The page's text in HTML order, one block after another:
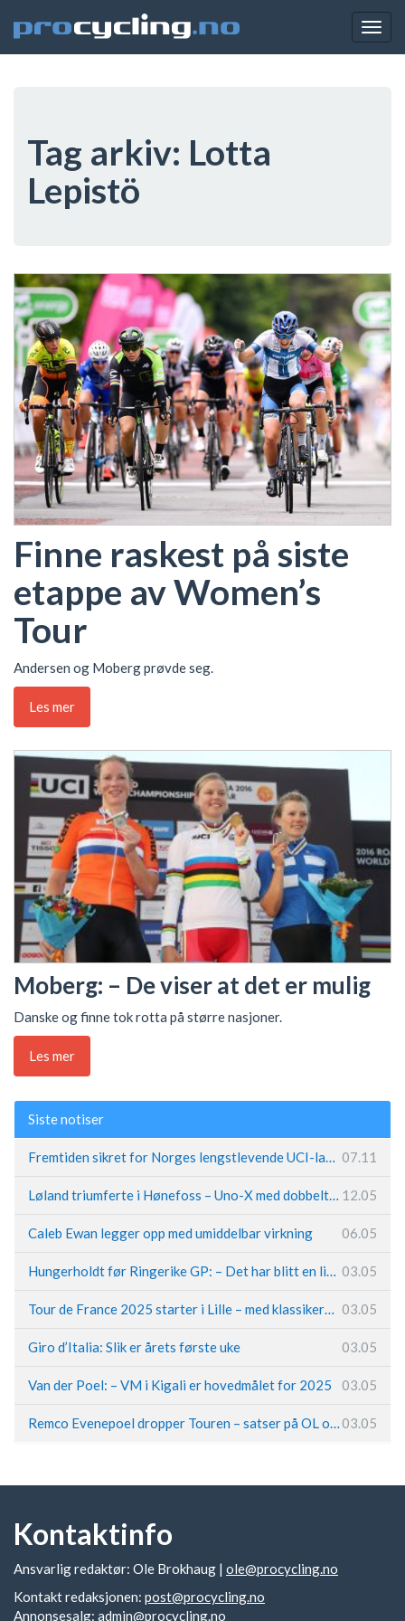
Tag arkiv: Lotta
Lepistö
Finne raskest på siste
etappe av Women’s
Tour
Andersen og Moberg prøvde seg.
Les mer
Moberg: – De viser at det er mulig
Danske og finne tok rotta på større nasjoner.
Les mer
Siste notiser
Fremtiden sikret for Norges lengstlevende UCI-lag – Kristoff trer inn i sentral rolle 07.11
Løland triumferte i Hønefoss – Uno-X med dobbeltslag på hjemmebane 12.05
Caleb Ewan legger opp med umiddelbar virkning 06.05
Hungerholdt før Ringerike GP: – Det har blitt en livsstil 03.05
Tour de France 2025 starter i Lille – med klassikerpreg 03.05
Giro d’Italia: Slik er årets første uke 03.05
Van der Poel: – VM i Kigali er hovedmålet for 2025 03.05
Remco Evenepoel dropper Touren – satser på OL og Vueltaen03.05
Kontaktinfo
Ansvarlig redaktør: Ole Brokhaug | ole@procycling.no
Kontakt redaksjonen: post@procycling.no
Annonsesalg: admin@procycling.no